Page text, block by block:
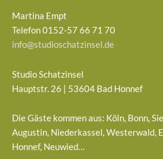
Martina Empt
Telefon 0152-57 66 71 70
info@studioschatzinsel.de
Studio Schatzinsel
Hauptstr. 26 | 53604 Bad Honnef
Die Gäste kommen aus: Köln, Bonn,
Augustin, Niederkassel, Westerwald,
Honnef, Neuwied…